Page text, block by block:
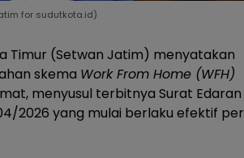
for sudutkota.id)
Timur (Setwan Jatim) menyatakan
skema Work From Home (WFH)
menyusul terbitnya Surat Edaran
2026 yang mulai berlaku efektif per